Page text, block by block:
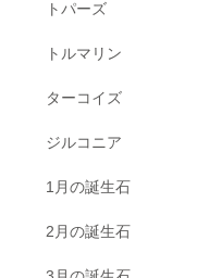
トパーズ
トルマリン
ターコイズ
ジルコニア
1月の誕生石
2月の誕生石